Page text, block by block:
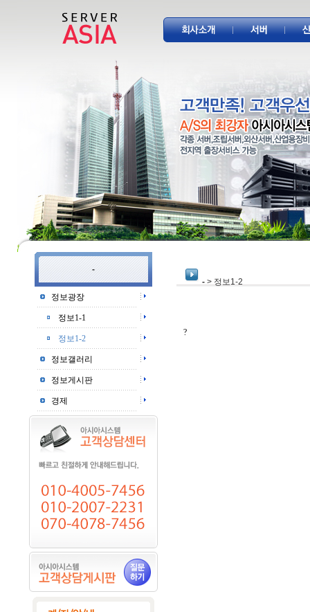
-
정보광장
정보1-1
정보1-2
정보갤러리
정보게시판
경제
- > 정보1-2
?